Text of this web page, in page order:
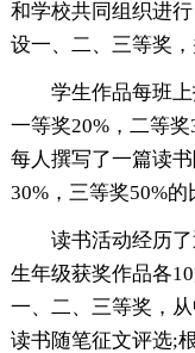
和学校共同组织进
设一、二、三等奖，
学生作品每班
一等奖20%，二等
每人撰写了一篇读
30%，三等奖50%的
读书活动经历
生年级获奖作品各
一、二、三等奖，
读书随笔征文评选;